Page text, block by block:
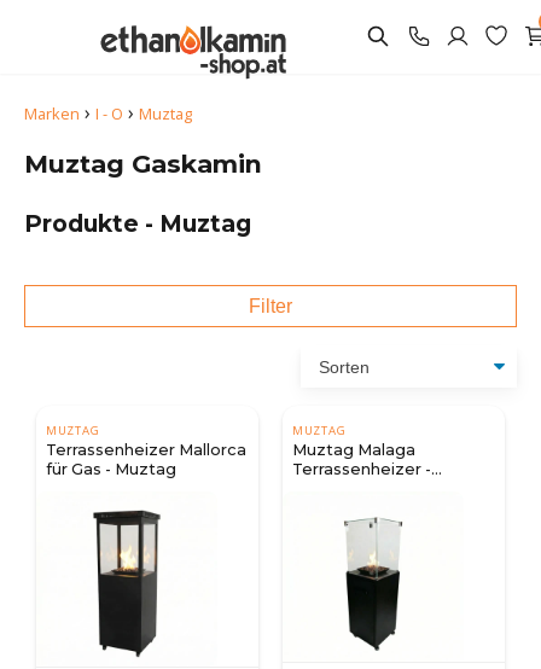
Marken › I - O › Muztag
Muztag Gaskamin
Produkte - Muztag
Filter
MUZTAG
Terrassenheizer Mallorca
für Gas - Muztag
MUZTAG
Muztag Malaga
Terrassenheizer -